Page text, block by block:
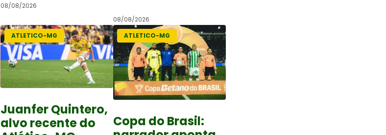
08/08/2026
08/08/2026
ATLETICO-MG
Juanfer Quintero,
alvo recente do
ATLETICO-MG
Copa do Brasil: